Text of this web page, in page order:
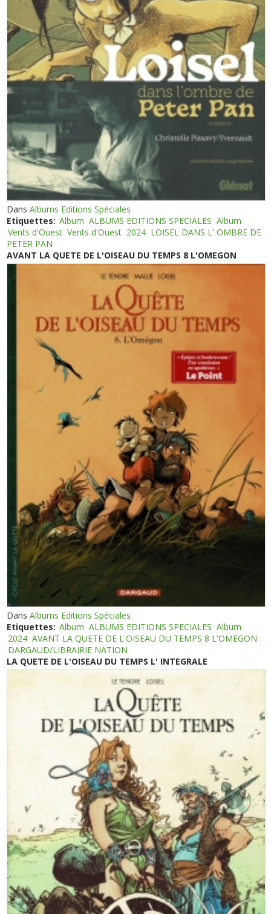
DansAlbums Editions Spéciales
Etiquettes: Album ALBUMS EDITIONS SPECIALES Album
Vents d'Ouest Vents d'Ouest 2024 LOISEL DANS L' OMBRE DE
PETER PAN
AVANT LA QUETE DE L'OISEAU DU TEMPS 8 L'OMEGON
DansAlbums Editions Spéciales
Etiquettes: Album ALBUMS EDITIONS SPECIALES Album
2024 AVANT LA QUETE DE L'OISEAU DU TEMPS 8 L'OMEGON
DARGAUD/LIBRAIRIE NATION
LA QUETE DE L'OISEAU DU TEMPS L' INTEGRALE